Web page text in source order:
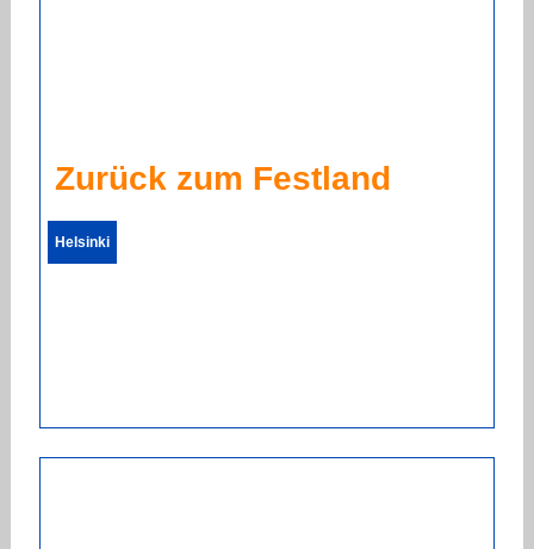
Zurück zum Festland
Helsinki